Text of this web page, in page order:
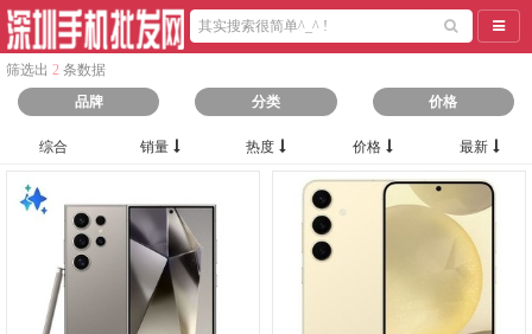
导航
筛选出 2 条数据
品牌
分类 价格
综合 销量 热度 价格 最新